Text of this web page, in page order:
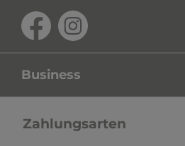
Business
Zahlungsarten